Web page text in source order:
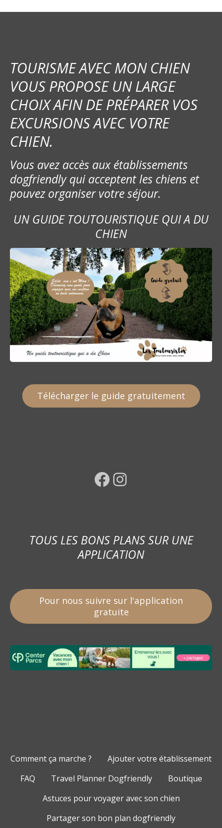
TOURISME AVEC MON CHIEN
VOUS PROPOSE UN LARGE
CHOIX AFIN DE PRÉPARER VOS
EXCURSIONS AVEC VOTRE
CHIEN.
Vous avez accès aux établissements
dogfriendly qui acceptent les chiens et
pouvez organiser votre séjour.
UN GUIDE TOUTOURISTIQUE QUI A DU
CHIEN
Télécharger le guide gratuitement
Facebook Instagram
TOUS LES BONS PLANS SUR UNE
APPLICATION
Pour nous suivre sur l'application
gratuite
Comment ça marche ?
Ajouter votre établissement
FAQ
Travel Planner Dogfriendly
Boutique
Astuces pour voyager avec son chien
Partager son bon plan dogfriendly